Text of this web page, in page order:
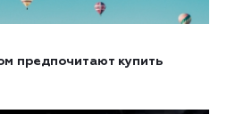
предпочитают купить